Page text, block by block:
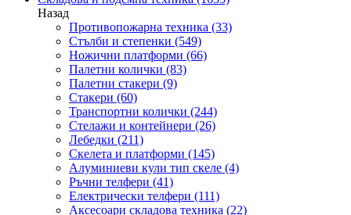
Назад
Противопожарна техника (33)
Стълби и степенки (549)
Ножични платформи (66)
Палетни колички (83)
Палетни стакери (9)
Стакери (60)
Транспортни колички (244)
Стелажи и контейнери (26)
Лебедки (211)
Скелета и платформи (145)
Алуминиеви кули тип скеле (4)
Ръчни телфери (41)
Електрически телфери (111)
Аксесоари складова техника (22)